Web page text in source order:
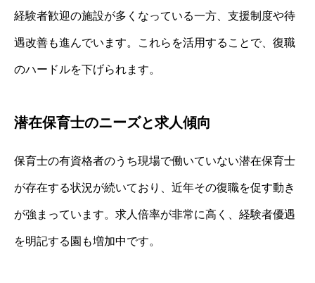
経験者歓迎の施設が多くなっている一方、支援制度や待
遇改善も進んでいます。これらを活用することで、復職
のハードルを下げられます。
潜在保育士のニーズと求人傾向
保育士の有資格者のうち現場で働いていない潜在保育士
が存在する状況が続いており、近年その復職を促す動き
が強まっています。求人倍率が非常に高く、経験者優遇
を明記する園も増加中です。